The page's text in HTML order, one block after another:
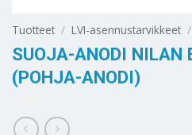
Tuotteet / LVI-asennustarvikkeet /
SUOJA-ANODI
(POHJA-ANODI)